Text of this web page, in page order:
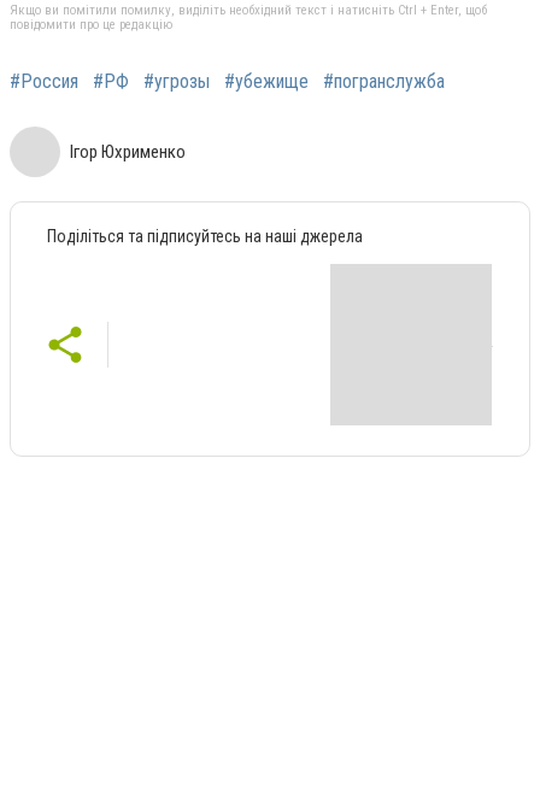
Якщо ви помітили помилку, виділіть необхідний текст і натисніть Ctrl + Enter, щоб
повідомити про це редакцію
#Россия #РФ #угрозы #убежище #погранслужба
Ігор Юхрименко
Поділіться та підписуйтесь на наші джерела